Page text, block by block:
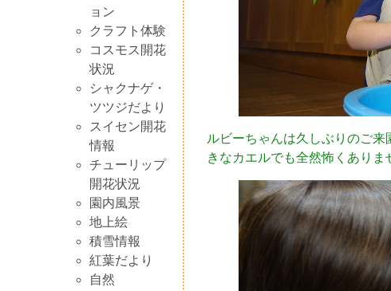
ョン
クラフト体験
コスモス開花
状況
シャクナゲ・
ツツジだより
スイセン開花
情報
チューリップ
開花状況
園内風景
地上絵
積雪情報
紅葉だより
自然
ルビーちゃんは久しぶりのご
きなカエルでも全然怖くありま